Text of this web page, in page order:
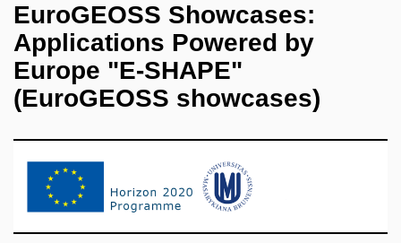
EuroGEOSS Showcases:
Applications Powered by
Europe "E-SHAPE"
(EuroGEOSS showcases)